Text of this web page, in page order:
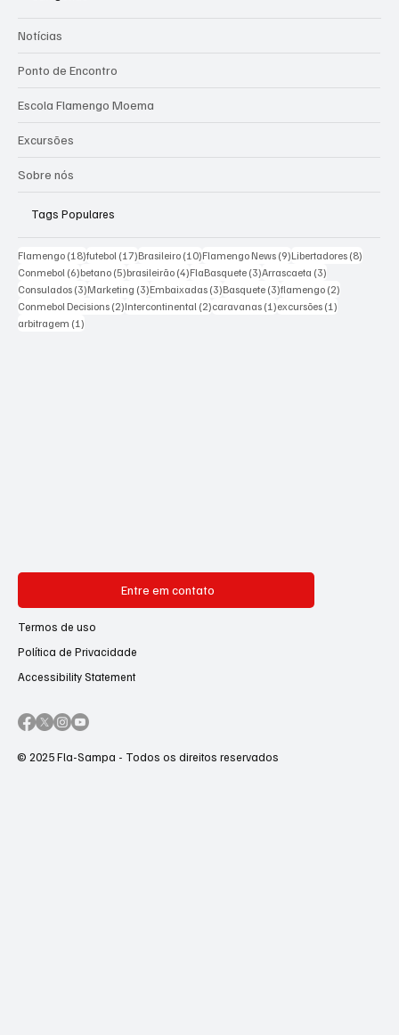
Notícias
Ponto de Encontro
Escola Flamengo Moema
Excursões
Sobre nós
Tags Populares
Flamengo (18)18 posts
futebol (17)17 posts
Brasileiro (10)10 posts
Flamengo News (9)9 posts
Libertadores (8)
Conmebol (6)6 posts
betano (5)5 posts
brasileirão (4)4 posts
FlaBasquete (3)3 posts
Arrascaeta (3)
Consulados (3)3 posts
Marketing (3)3 posts
Embaixadas (3)3 posts
Basquete (3)3 posts
flamengo (2)
Conmebol Decisions (2)2 posts
Intercontinental (2)2 posts
caravanas (1)1 post
excursões (1)
arbitragem (1)
Entre em contato
Termos de uso
Política de Privacidade
Accessibility Statement
© 2025 Fla-Sampa - Todos os direitos reservados